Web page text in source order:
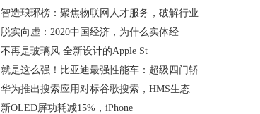
智造琅琊榜：聚焦物联网人才服务，破解行业
脱实向虚：2020中国经济，为什么实体经
不再是玻璃风 全新设计的Apple St
就是这么强！比亚迪最强性能车：超级四门轿
华为推出搜索应用对标谷歌搜索，HMS生态
新OLED屏功耗减15%，iPhone